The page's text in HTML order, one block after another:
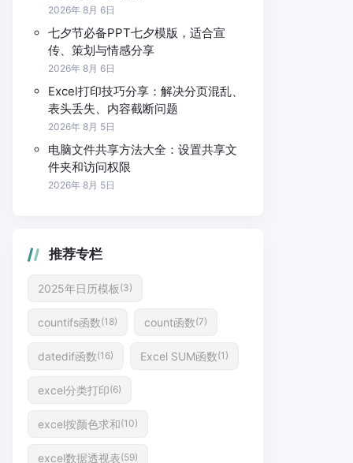
2026年 8月 6日
七夕节必备PPT七夕模版，适合宣
传、策划与情感分享
2026年 8月 6日
Excel打印技巧分享：解决分页混乱、
表头丢失、内容截断问题
2026年 8月 5日
电脑文件共享方法大全：设置共享文
件夹和访问权限
2026年 8月 5日
推荐专栏
2025年日历模板 (3)
countifs函数(18) count函数(7)
datedif函数(16) Excel SUM函数(1)
excel分类打印(6)
excel按颜色求和(10)
excel数据透视表(59)